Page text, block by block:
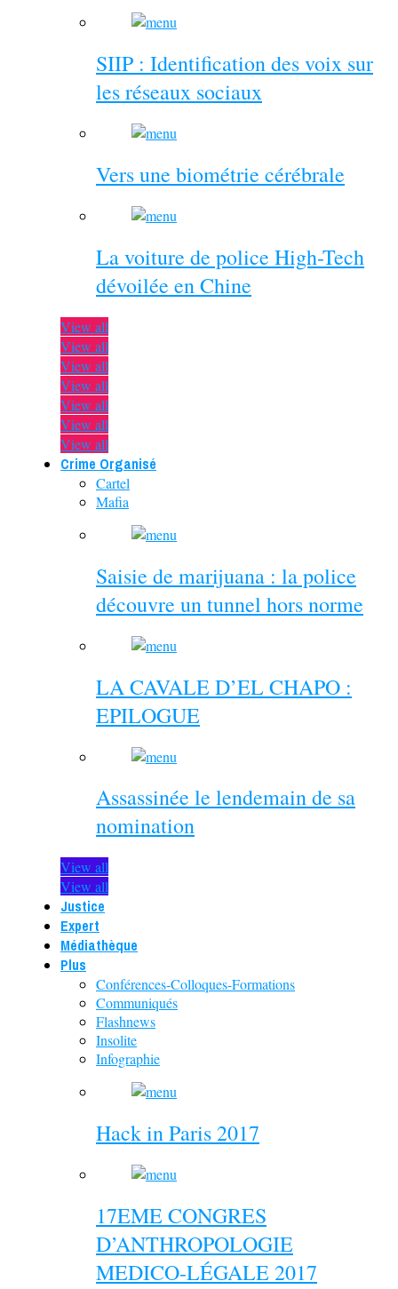
SIIP : Identification des voix sur
les réseaux sociaux
Vers une biométrie cérébrale
La voiture de police High-Tech
dévoilée en Chine
View all
View all
View all
View all
View all
View all
View all
Crime Organisé
Cartel
Mafia
Saisie de marijuana : la police
découvre un tunnel hors norme
LA CAVALE D’EL CHAPO :
EPILOGUE
Assassinée le lendemain de sa
nomination
View all
View all
Justice
Expert
Médiathèque
Plus
Conférences-Colloques-Formations
Communiqués
Flashnews
Insolite
Infographie
Hack in Paris 2017
17EME CONGRES
D’ANTHROPOLOGIE
MEDICO-LÉGALE 2017